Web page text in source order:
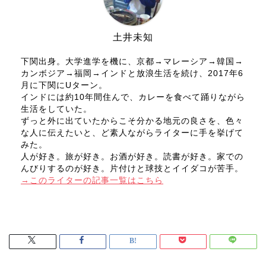
土井未知
下関出身。大学進学を機に、京都→マレーシア→韓国→
カンボジア→福岡→インドと放浪生活を続け、2017年6
月に下関にUターン。
インドには約10年間住んで、カレーを食べて踊りながら
生活をしていた。
ずっと外に出ていたからこそ分かる地元の良さを、色々
な人に伝えたいと、ど素人ながらライターに手を挙げて
みた。
人が好き。旅が好き。お酒が好き。読書が好き。家での
んびりするのが好き。片付けと球技とイイダコが苦手。
→このライターの記事一覧はこちら